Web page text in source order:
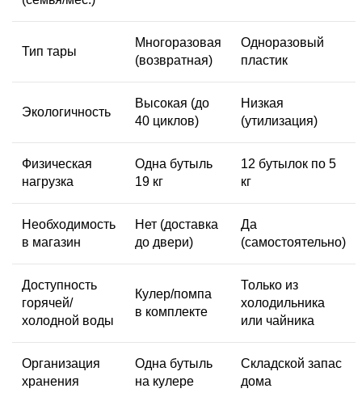
Тип тары
Многоразовая
(возвратная)
Одноразовый
пластик
Экологичность
Высокая (до
40 циклов)
Низкая
(утилизация)
Физическая
нагрузка
Одна бутыль
19 кг
12 бутылок по 5
кг
Необходимость
в магазин
Нет (доставка
до двери)
Да
(самостоятельно)
Доступность
горячей/
холодной воды
Кулер/помпа
в комплекте
Только из
холодильника
или чайника
Организация
хранения
Одна бутыль
на кулере
Складской запас
дома